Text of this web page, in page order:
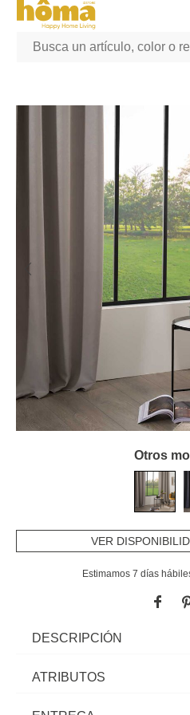
GTM-M23T38WX true
Otros
VER
Estimamos 7 días
DESCRIPCIÓN
Cortina Opaca Feuil Lino 140x260cm
ATRIBUTOS
Material